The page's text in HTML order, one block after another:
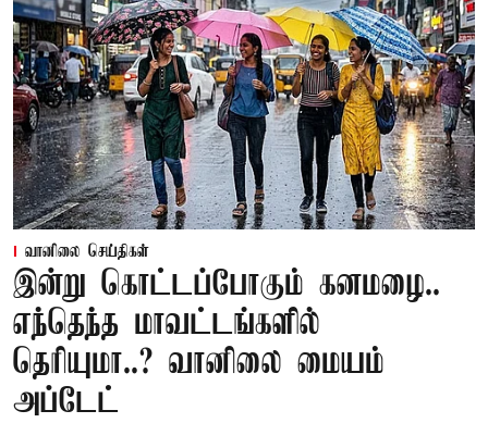
வானிலை செய்திகள்
இன்று கொட்டப்போகும் கனமழை..
எந்தெந்த மாவட்டங்களில்
தெரியுமா..? வானிலை மையம்
அப்டேட்